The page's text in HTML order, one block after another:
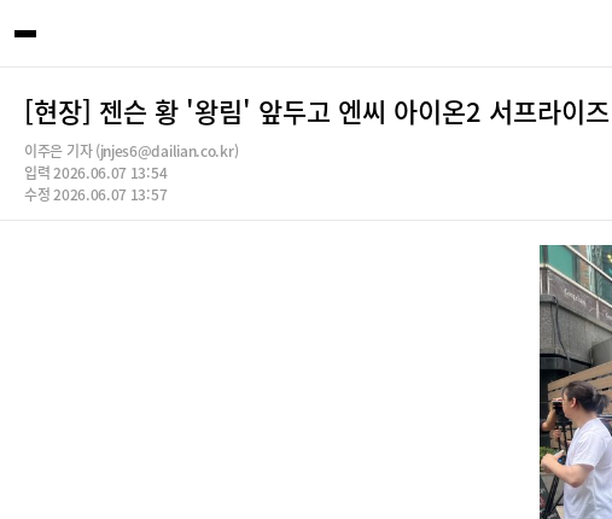
[현장] 젠슨 황 '왕림' 앞두고 엔씨 아이온2 서프라이
이주은 기자 (jnjes6@dailian.co.kr)
입력 2026.06.07 13:54
수정 2026.06.07 13:57